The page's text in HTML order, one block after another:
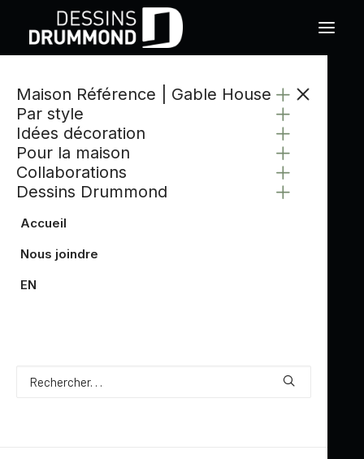
Maison Référence | Gable House
Par style
Idées décoration
Pour la maison
Collaborations
Dessins Drummond
Accueil
Nous joindre
EN